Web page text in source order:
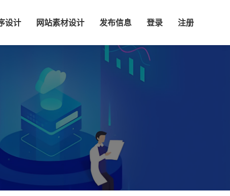
设计 网站素材设计 发布信息 登录 注册